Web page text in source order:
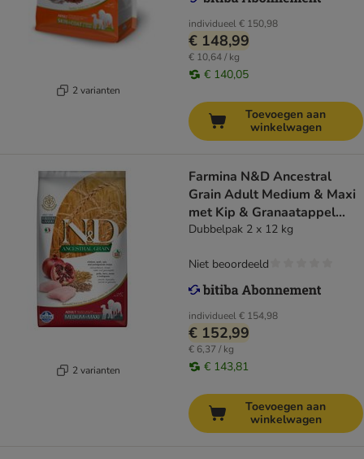
2 varianten
individueel€ 150,98
€ 148,99
€ 10,64 / kg
€ 140,05
Toevoegen aan
winkelwagen
2 varianten
Farmina N&D Ancestral
Grain Adult Medium & Maxi
met Kip & Granaatappel
Hondenvoer
Dubbelpak 2 x 12 kg
individueel€ 154,98
€ 152,99
€ 6,37 / kg
€ 143,81
Niet beoordeeld
Toevoegen aan
winkelwagen